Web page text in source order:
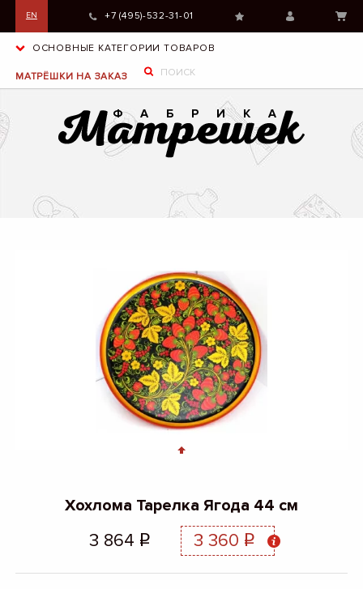
EN +7 (495)-532-31-01
ОСНОВНЫЕ КАТЕГОРИИ ТОВАРОВ
МАТРЁШКИ НА ЗАКАЗ
Хохлома Тарелка Ягода 44 см
3 864 q 3 360 q